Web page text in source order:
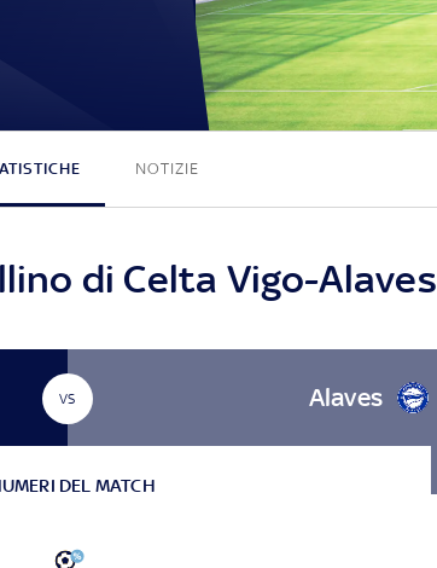
4 - 0
NOTIZIE
di Celta Vigo-Alaves
VS Alaves
DEL MATCH